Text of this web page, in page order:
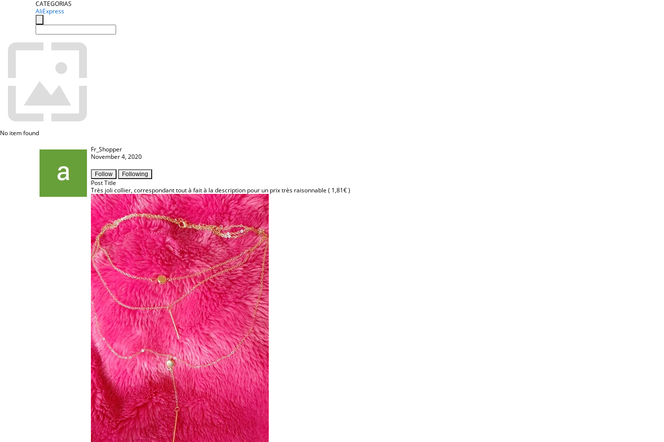
CATEGORIAS
AliExpress
No item found
Fr_Shopper
November 4, 2020
Follow Following
Post Title
Très joli collier, correspondant tout à fait à la description pour un prix très raisonnable ( 1,81€ )